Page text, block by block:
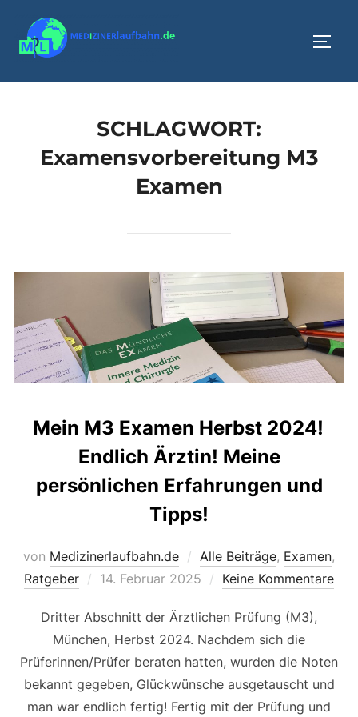
Inhalt
springen
SCHLAGWORT:
Examensvorbereitung M3
Examen
Mein M3 Examen Herbst 2024!
Endlich Ärztin! Meine
persönlichen Erfahrungen und
Tipps!
von Medizinerlaufbahn.de Alle Beiträge, Examen,
Ratgeber
Veröffentlicht
14. Februar 2025 Keine Kommentare
Dritter Abschnitt der Ärztlichen Prüfung (M3),
München, Herbst 2024. Nachdem sich die
Prüferinnen/Prüfer beraten hatten, wurden die Noten
bekannt gegeben, Glückwünsche ausgetauscht und
man war endlich fertig! Fertig mit der Prüfung und